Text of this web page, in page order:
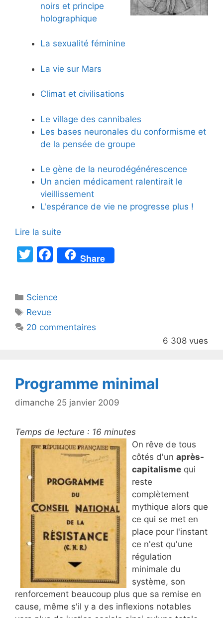
noirs et principe
holographique
La sexualité féminine
La vie sur Mars
Climat et civilisations
Le village des cannibales
Les bases neuronales du conformisme et
de la pensée de groupe
Le gène de la neurodégénérescence
Un ancien médicament ralentirait le
vieillissement
L'espérance de vie ne progresse plus !
Lire la suite
T
er
F
a
e
o
Share
Catégories
Science
Étiquettes
Revue
20 commentaires
6 308 vues
Programme minimal
dimanche 25 janvier 2009
Temps de lecture : 16 minutes
On rêve de tous
côtés d'un après-
capitalisme qui
reste
complètement
mythique alors que
ce qui se met en
place pour l'instant
ce n'est qu'une
régulation
minimale du
système, son
renforcement beaucoup plus que sa remise en
cause, même s'il y a des inflexions notables